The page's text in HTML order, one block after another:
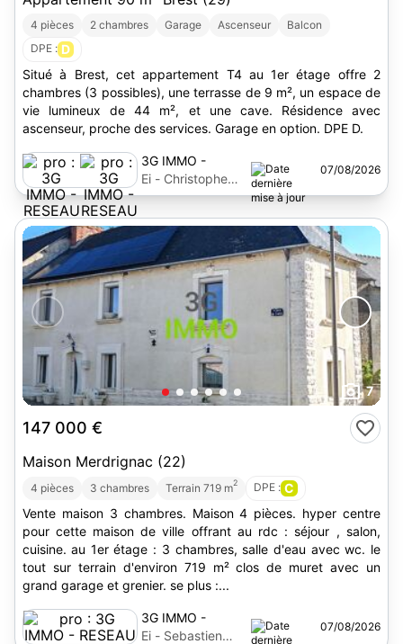
4 pièces 2 chambres Garage Ascenseur
Balcon
DPE : D
Situé à Brest, cet appartement T4 au 1er étage offre 2
chambres (3 possibles), une terrasse de 9 m², un espace de
vie lumineux de 44 m², et une cave. Résidence avec
ascenseur, proche des services. Garage en option. DPE D.
3G IMMO -
RESEAU
NATIONAL
Ei - Christophe
Letty
07/08/2026
7
147 000 €
Maison Merdrignac (22)
4 pièces 3 chambres Terrain 719 m2 DPE : C
Vente maison 3 chambres. Maison 4 pièces. hyper centre
pour cette maison de ville offrant au rdc : séjour , salon,
cuisine. au 1er étage : 3 chambres, salle d'eau avec wc. le
tout sur terrain d'environ 719 m² clos de muret avec un
grand garage et grenier. se plus :...
3G IMMO -
RESEAU
Ei - Sebastien
07/08/2026